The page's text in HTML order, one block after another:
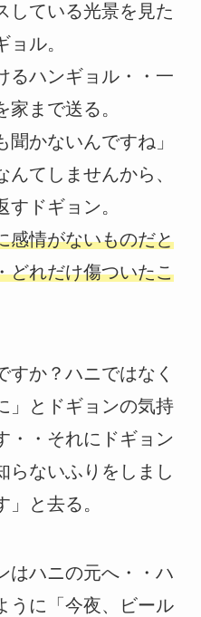
している光景を見た
ル。
るハンギョル・・一
まで送る。
かないんですね」
てしませんから、
ドギョン。
感情がないものだと
どれだけ傷ついたこ
すか？ハニではなく
」とドギョンの気持
・・それにドギョン
らないふりをしまし
」と去る。
はハニの元へ・・ハ
うに「今夜、ビール